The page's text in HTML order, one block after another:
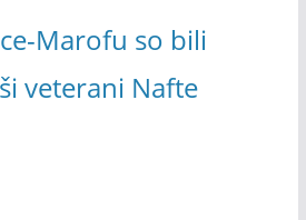
Marofu so bili
veterani Nafte